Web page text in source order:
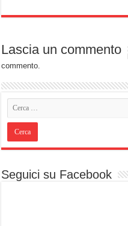
Lascia un commento
commento.
Seguici su Facebook